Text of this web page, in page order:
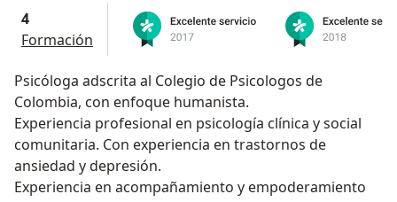
4
Formación
Psicóloga adscrita al Colegio de Psicologos de
Colombia, con enfoque humanista.
Experiencia profesional en psicología clínica y social
comunitaria. Con experiencia en trastornos de
ansiedad y depresión.
Experiencia en acompañamiento y empoderamiento